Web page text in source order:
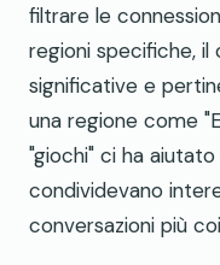
filtrare le
regioni specifiche,
significative e
una regione come
"giochi" ci ha
condividevano
conversazioni più